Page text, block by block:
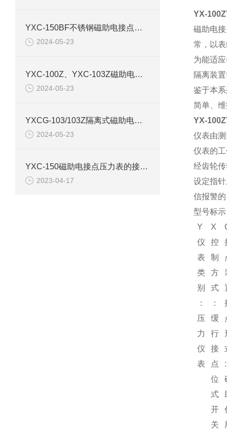
YXC-150BF不锈钢磁助电接点压力表产品介绍
2024-05-23
YXC-100Z、YXC-103Z磁助电接点压力表产品介绍
2024-05-23
YXCG-103/103Z隔离式磁助电接点压力表产品介绍
2024-05-23
YXC-150磁助电接点压力表的接线图和原理结构
2023-04-17
YX-
磁助电
常，以
为能适
隔离装
鉴于本
简单、
YX-
仪表由
仪表的
经齿轮
设定指
信报警
型号标示
Y
X
仪
表
类
别
：
压
力
仪
表
控
制
方
式
：
缓
行
接
点
位
式
开
关
: